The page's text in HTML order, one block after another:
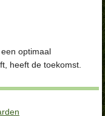
optimaal
heeft de toekomst.